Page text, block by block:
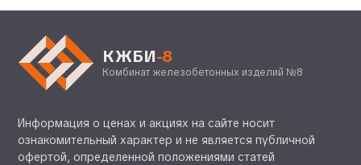
КЖБИ-8
Комбинат железобетонных изделий №8
Информация о ценах и акциях на сайте носит
ознакомительный характер и не является публичной
офертой, определенной положениями статей